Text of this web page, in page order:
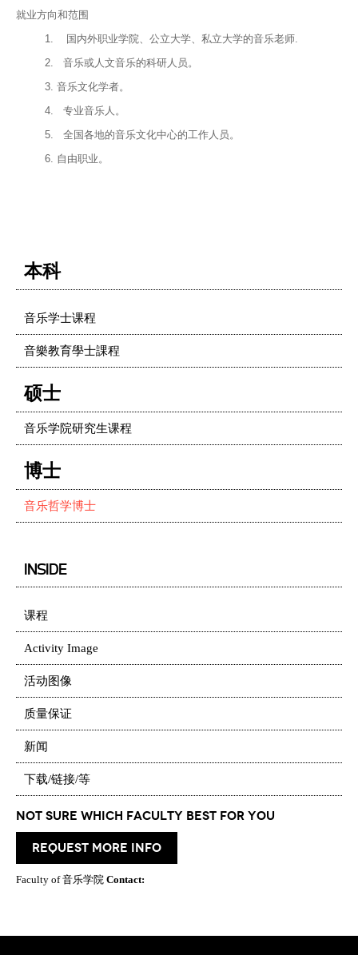
就业方向和范围
1. 国内外职业学院、公立大学、私立大学的音乐老师.
2. 音乐或人文音乐的科研人员。
3. 音乐文化学者。
4. 专业音乐人。
5. 全国各地的音乐文化中心的工作人员。
6. 自由职业。
本科
音乐学士课程
音樂教育學士課程
硕士
音乐学院研究生课程
博士
音乐哲学博士
INSIDE
课程
Activity Image
活动图像
质量保证
新闻
下载/链接/等
Not Sure which Faculty best for you
request more info
Faculty of 音乐学院 Contact: